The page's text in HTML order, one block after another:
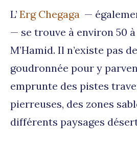
L’ Erg Chegaga —
— se trouve à environ 50
M’Hamid. Il n’existe pas
goudronnée pour y
emprunte des pistes
pierreuses, des zones
différents paysages